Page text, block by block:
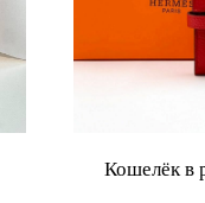
Кошелёк в